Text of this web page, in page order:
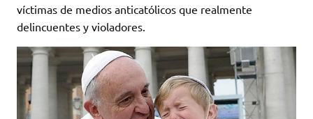
víctimas de medios anticatólicos que realmente
delincuentes y violadores.